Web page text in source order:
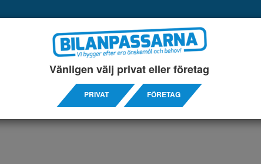
SERVICEINREDNINGAR TILLBEHÖRS
Vänligen välj privat eller företag
PRIVAT FÖRETAG